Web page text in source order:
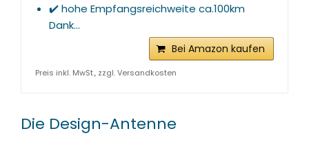
✔️ hohe Empfangsreichweite ca.100km
Dank...
Bei Amazon kaufen
Preis inkl. MwSt., zzgl. Versandkosten
Die Design-Antenne